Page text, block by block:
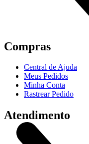
Compras
Central de Ajuda
Meus Pedidos
Minha Conta
Rastrear Pedido
Atendimento